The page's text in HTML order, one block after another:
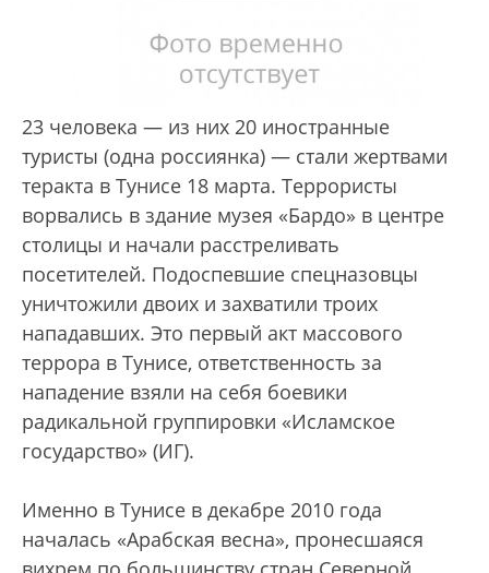
23 человека — из них 20 иностранные
туристы (одна россиянка) — стали жертвами
теракта в Тунисе 18 марта. Террористы
ворвались в здание музея «Бардо» в центре
столицы и начали расстреливать
посетителей. Подоспевшие спецназовцы
уничтожили двоих и захватили троих
нападавших. Это первый акт массового
террора в Тунисе, ответственность за
нападение взяли на себя боевики
радикальной группировки «Исламское
государство» (ИГ).
Именно в Тунисе в декабре 2010 года
началась «Арабская весна», пронесшаяся